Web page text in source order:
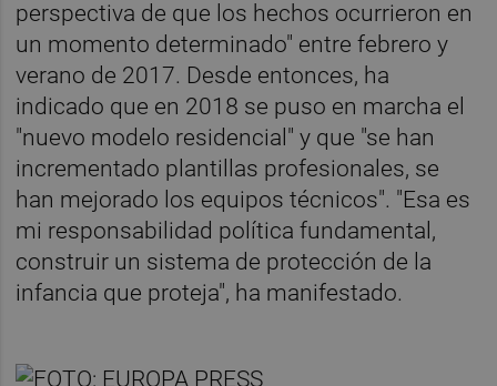
perspectiva de que los hechos ocurrieron en
un momento determinado" entre febrero y
verano de 2017. Desde entonces, ha
indicado que en 2018 se puso en marcha el
"nuevo modelo residencial" y que "se han
incrementado plantillas profesionales, se
han mejorado los equipos técnicos". "Esa es
mi responsabilidad política fundamental,
construir un sistema de protección de la
infancia que proteja", ha manifestado.